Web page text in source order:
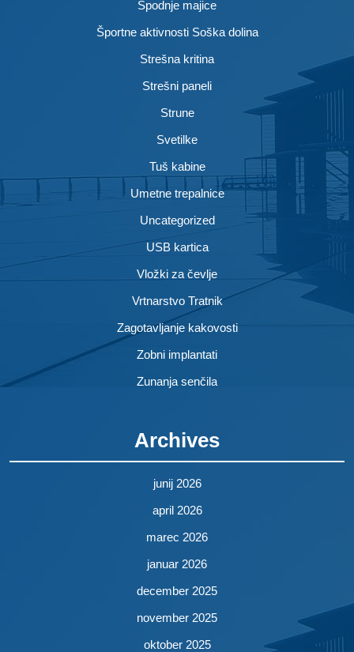
Spodnje majice
Športne aktivnosti Soška dolina
Strešna kritina
Strešni paneli
Strune
Svetilke
Tuš kabine
Umetne trepalnice
Uncategorized
USB kartica
Vložki za čevlje
Vrtnarstvo Tratnik
Zagotavljanje kakovosti
Zobni implantati
Zunanja senčila
Archives
junij 2026
april 2026
marec 2026
januar 2026
december 2025
november 2025
oktober 2025